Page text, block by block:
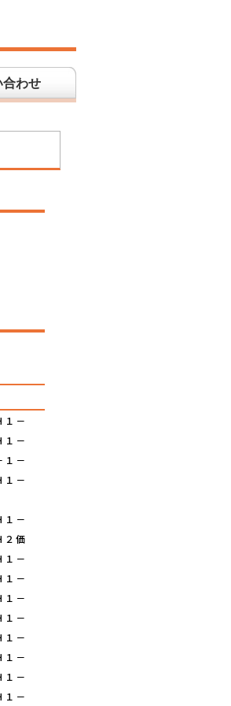
合わせ
１ －
１ －
１ －
１ －
１ －
２ 価
１ －
１ －
１ －
１ －
１ －
１ －
１ －
１ －